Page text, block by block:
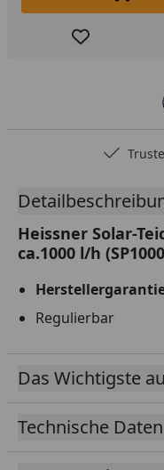
Produkt zur
Heissner Solar-
ca.1000 l/h
Regulierbar
Das Wichtigste
Technische Daten